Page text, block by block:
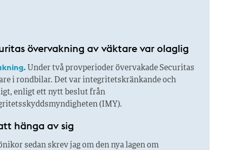
övervakning av väktare var olaglig
Under två provperioder övervakade Securitas
i rondbilar. Det var integritetskränkande och
enligt ett nytt beslut från
(IMY).
hänga av sig
sedan skrev jag om den nya lagen om